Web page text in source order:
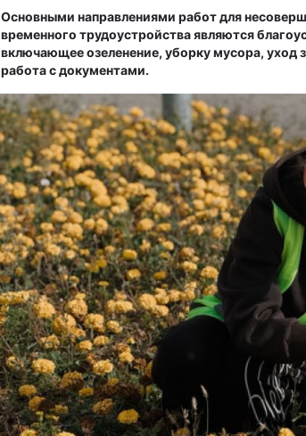
Основными направлениями работ для
временного трудоустройства являются
включающее озеленение, уборку мусора, уход
работа с документами.